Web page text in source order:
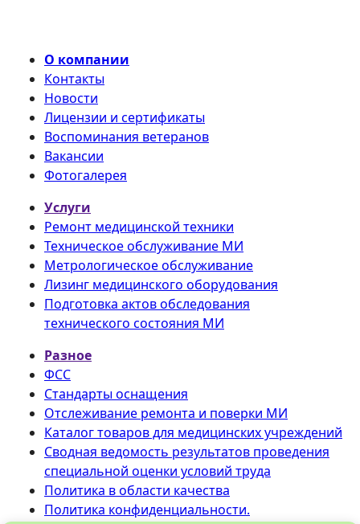
О компании
Контакты
Новости
Лицензии и сертификаты
Воспоминания ветеранов
Вакансии
Фотогалерея
Услуги
Ремонт медицинской техники
Техническое обслуживание МИ
Метрологическое обслуживание
Лизинг медицинского оборудования
Подготовка актов обследования
технического состояния МИ
Разное
ФСС
Стандарты оснащения
Отслеживание ремонта и поверки МИ
Каталог товаров для медицинских учреждений
Сводная ведомость результатов проведения
специальной оценки условий труда
Политика в области качества
Политика конфиденциальности.